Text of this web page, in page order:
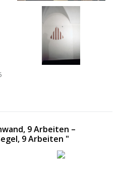
9 Arbeiten –
9 Arbeiten "